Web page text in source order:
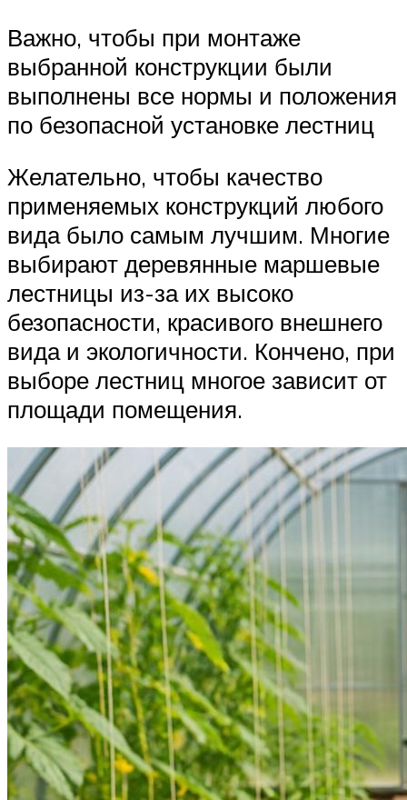
Важно, чтобы при монтаже
выбранной конструкции были
выполнены все нормы и положения
по безопасной установке лестниц
Желательно, чтобы качество
применяемых конструкций любого
вида было самым лучшим. Многие
выбирают деревянные маршевые
лестницы из-за их высоко
безопасности, красивого внешнего
вида и экологичности. Кончено, при
выборе лестниц многое зависит от
площади помещения.